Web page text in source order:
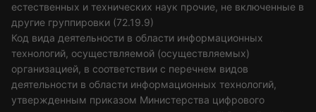
естественных и технических наук прочие, не включенные в
другие группировки (72.19.9)
Код вида деятельности в области информационных
технологий, осуществляемой (осуществляемых)
организацией, в соответствии с перечнем видов
деятельности в области информационных технологий,
утвержденным приказом Министерства цифрового